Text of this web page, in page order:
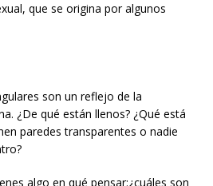
que se origina por algunos
son un reflejo de la
¿De qué están llenos? ¿Qué está
paredes transparentes o nadie
algo en qué pensar:¿cuáles son